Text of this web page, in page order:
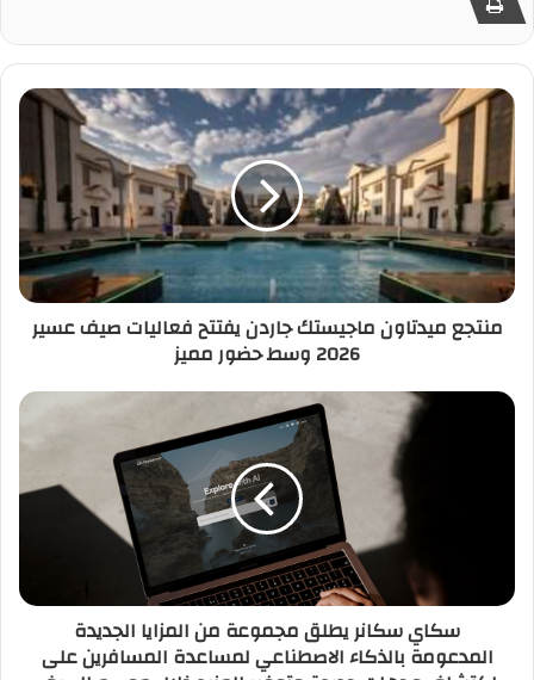
منتجع ميدتاون ماجيستك جاردن يفتتح فعاليات صيف عسير
2026 وسط حضور مميز
سكاي سكانر يطلق مجموعة من المزايا الجديدة
المدعومة بالذكاء الاصطناعي لمساعدة المسافرين على